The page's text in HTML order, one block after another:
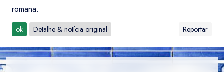
romana.
ok Detalhe & notícia original Reportar